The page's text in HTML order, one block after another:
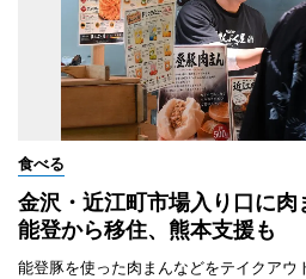
食べる
金沢・近江町市場入り口に
能登から移住、熊本支援も
能登豚を使った肉まんなどをテイクアウ